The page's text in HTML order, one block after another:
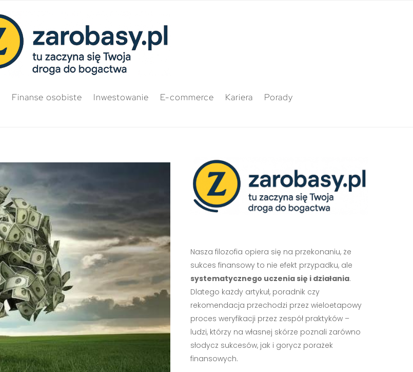
Finanse osobiste Inwestowanie E-commerce Kariera Porady
Nasza filozofia opiera się na przekonaniu, że
sukces finansowy to nie efekt przypadku, ale
systematycznego uczenia się i działania.
Dlatego każdy artykuł, poradnik czy
rekomendacja przechodzi przez wieloetapowy
proces weryfikacji przez zespół praktyków –
ludzi, którzy na własnej skórze poznali zarówno
słodycz sukcesów, jak i gorycz porażek
finansowych.